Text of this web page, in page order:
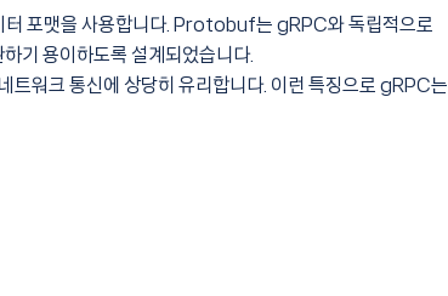
포맷을 사용합니다. Protobuf는 gRPC와 독립적으로
기 용이하도록 설계되었습니다.
워크 통신에 상당히 유리합니다. 이런 특징으로 gRPC는